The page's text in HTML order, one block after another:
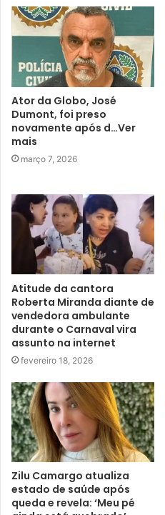
Ator da Globo, José
Dumont, foi preso
novamente após d…Ver
mais
março 7, 2026
Atitude da cantora
Roberta Miranda diante de
vendedora ambulante
durante o Carnaval vira
assunto na internet
fevereiro 18, 2026
Zilu Camargo atualiza
estado de saúde após
queda e revela: ‘Meu pé